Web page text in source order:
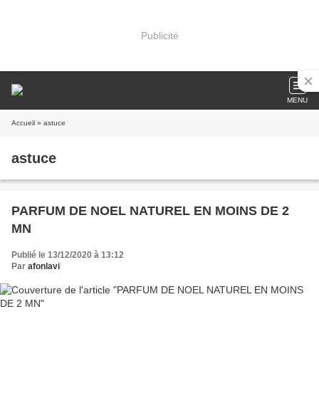
Publicité
MENU
Accueil » astuce
astuce
PARFUM DE NOEL NATUREL EN MOINS DE 2
MN
Publié le 13/12/2020 à 13:12
Par afonlavi